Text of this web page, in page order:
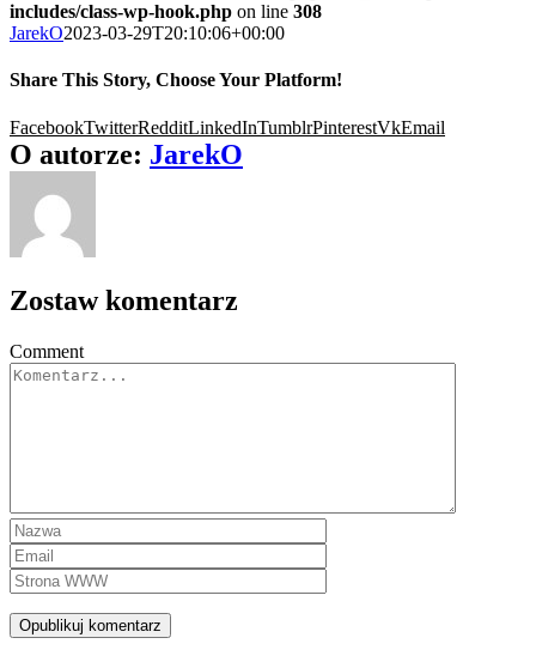
includes/class-wp-hook.php on line 308
JarekO2023-03-29T20:10:06+00:00
Share This Story, Choose Your Platform!
FacebookTwitterRedditLinkedInTumblrPinterestVkEmail
O autorze: JarekO
Zostaw komentarz
Comment